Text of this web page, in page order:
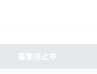
募集停止中